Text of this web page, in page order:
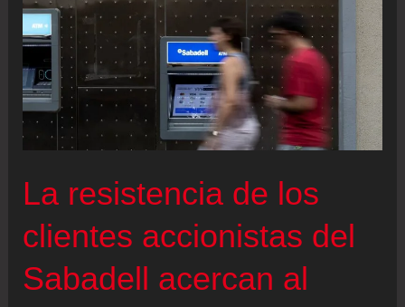
La resistencia de los
clientes accionistas del
Sabadell acercan al